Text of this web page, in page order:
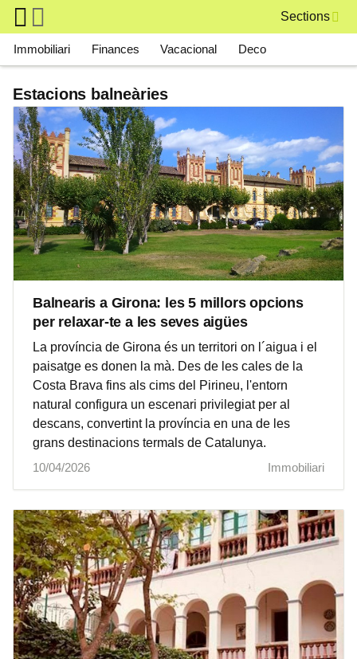
Skip to main content
Sections
Main navigation
Immobiliari Finances Vacacional Deco
Estacions balneàries
Balnearis a Girona: les 5 millors opcions
per relaxar-te a les seves aigües
La província de Girona és un territori on l´aigua i el
paisatge es donen la mà. Des de les cales de la
Costa Brava fins als cims del Pirineu, l'entorn
natural configura un escenari privilegiat per al
descans, convertint la província en una de les
grans destinacions termals de Catalunya.
10/04/2026
Immobiliari